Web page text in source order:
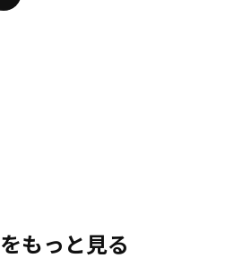
をもっと見る